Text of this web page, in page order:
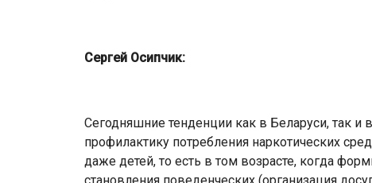
Сергей Осипчик:
Сегодняшние тенденции как в Беларуси, так
профилактику потребления наркотических
даже детей, то есть в том возрасте, когда